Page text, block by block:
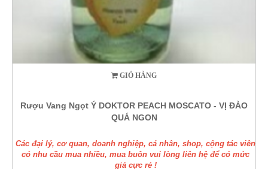
GIỎ HÀNG
Rượu Vang Ngọt Ý DOKTOR PEACH MOSCATO - VỊ ĐÀO
QUÁ NGON
Các đại lý, cơ quan, doanh nghiệp, cá nhân, shop, cộng tác viên
có nhu cầu mua nhiều, mua buôn vui lòng liên hệ để có mức
giá cực rẻ !